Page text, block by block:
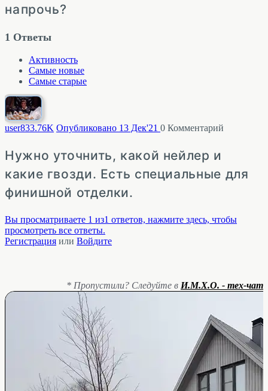
напрочь?
1 Ответы
Активность
Самые новые
Самые старые
user833.76K Опубликовано 13 Дек'21 0 Комментарий
Нужно уточнить, какой нейлер и
какие гвозди. Есть специальные для
финишной отделки.
Вы просматриваете 1 из1 ответов, нажмите здесь, чтобы
просмотреть все ответы.
Регистрация или Войдите
* Пропустили? Следуйте в И.М.Х.О. - тех-чат